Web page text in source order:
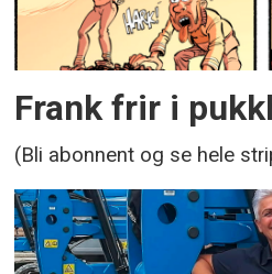
Frank frir i
(Bli abonnent og se hele